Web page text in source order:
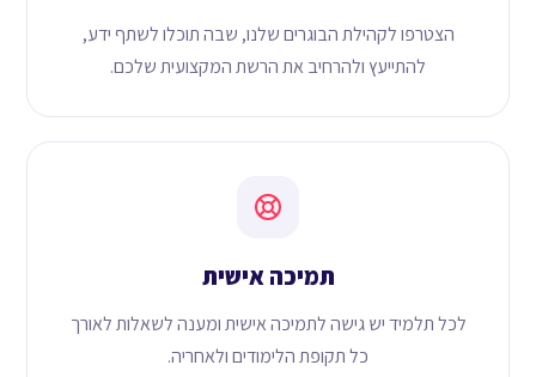
הצטרפו לקהילת הבוגרים שלנו, שבה תוכלו לשתף ידע,
להתייעץ ולהרחיב את הרשת המקצועית שלכם.
תמיכה אישית
לכל תלמיד יש גישה לתמיכה אישית ומענה לשאלות לאורך
כל תקופת הלימודים ולאחריה.